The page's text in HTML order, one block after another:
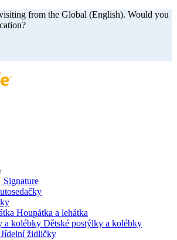
from the Global (English). Would you
Signature
Houpátka a lehátka
a kolébky Dětské postýlky a kolébky
Jídelní židličky